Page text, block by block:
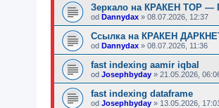
Зеркало на КРАКЕН ТОР —
od Dannydax » 08.07.2026, 12:37
Ссылка на КРАКЕН
od Dannydax » 08.07.2026, 11:36
fast indexing aamir iqbal
od Josephbyday » 21.05.2026,
fast indexing dataframe
od Josephbyday » 13.05.2026, 17:01